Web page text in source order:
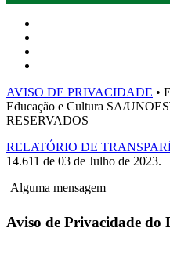
AVISO DE PRIVACIDADE •
Educação e Cultura SA/
RESERVADOS
RELATÓRIO DE
14.611 de 03 de Julho de 2023.
Alguma mensagem
Aviso de Privacidade do